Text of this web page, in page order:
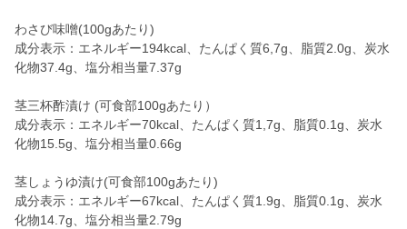
わさび味噌(100gあたり)
成分表示：エネルギー194kcal、たんぱく質6,7g、脂質2.0g、炭水
化物37.4g、塩分相当量7.37g
茎三杯酢漬け (可食部100gあたり）
成分表示：エネルギー70kcal、たんぱく質1,7g、脂質0.1g、炭水
化物15.5g、塩分相当量0.66g
茎しょうゆ漬け(可食部100gあたり)
成分表示：エネルギー67kcal、たんぱく質1.9g、脂質0.1g、炭水
化物14.7g、塩分相当量2.79g